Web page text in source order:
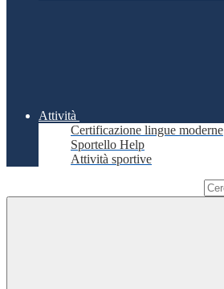
Attività
Certificazione lingue moderne
Sportello Help
Attività sportive